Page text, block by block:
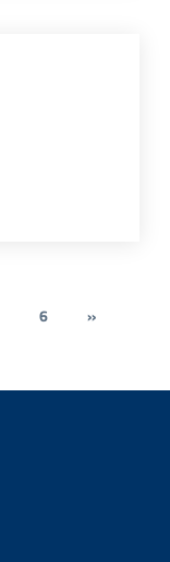
6 »